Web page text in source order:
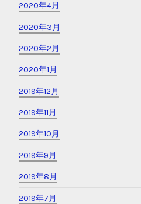
2020年4月
2020年3月
2020年2月
2020年1月
2019年12月
2019年11月
2019年10月
2019年9月
2019年8月
2019年7月